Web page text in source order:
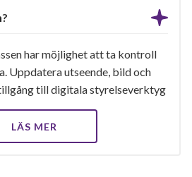
har möjlighet att ta kontroll
Uppdatera utseende, bild och
till digitala styrelseverktyg
LÄS MER